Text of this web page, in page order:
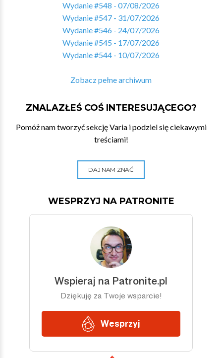
Wydanie #548 - 07/08/2026
Wydanie #547 - 31/07/2026
Wydanie #546 - 24/07/2026
Wydanie #545 - 17/07/2026
Wydanie #544 - 10/07/2026
Zobacz pełne archiwum
ZNALAZŁEŚ COŚ INTERESUJĄCEGO?
Pomóż nam tworzyć sekcję Varia i podziel się ciekawymi
treściami!
DAJ NAM ZNAĆ
WESPRZYJ NA PATRONITE